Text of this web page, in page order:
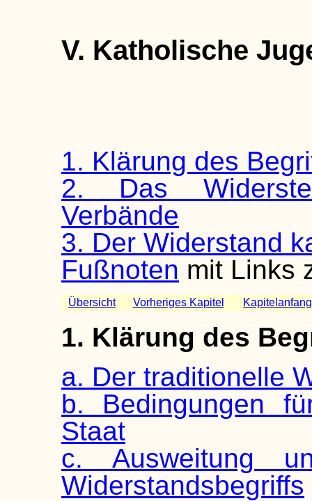
V. Katholische
1. Klärung des
2. Das
Verbände
3. Der Widerstand
Fußnoten mit Links
Übersicht Vorheriges Kapitel Kapitelanfang
1. Klärung des
a. Der traditionelle
b. Bedingungen
Staat
c. Ausweitung
Widerstandsbegriffs